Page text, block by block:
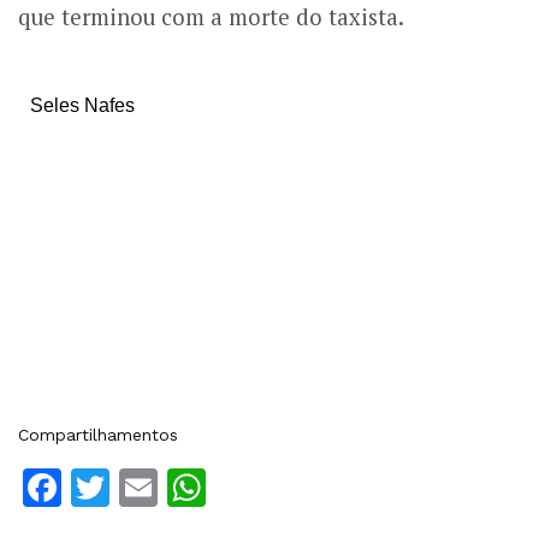
que terminou com a morte do taxista.
Seles Nafes
Compartilhamentos
Facebook
Twitter
Email